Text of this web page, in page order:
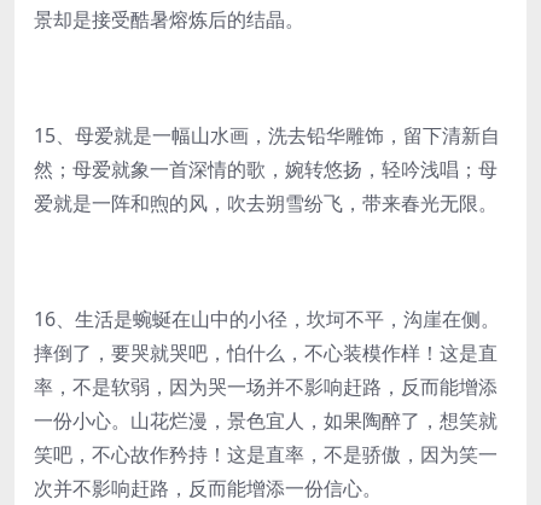
景却是接受酷暑熔炼后的结晶。
15、母爱就是一幅山水画，洗去铅华雕饰，留下清新自
然；母爱就象一首深情的歌，婉转悠扬，轻吟浅唱；母
爱就是一阵和煦的风，吹去朔雪纷飞，带来春光无限。
16、生活是蜿蜒在山中的小径，坎坷不平，沟崖在侧。
摔倒了，要哭就哭吧，怕什么，不心装模作样！这是直
率，不是软弱，因为哭一场并不影响赶路，反而能增添
一份小心。山花烂漫，景色宜人，如果陶醉了，想笑就
笑吧，不心故作矜持！这是直率，不是骄傲，因为笑一
次并不影响赶路，反而能增添一份信心。